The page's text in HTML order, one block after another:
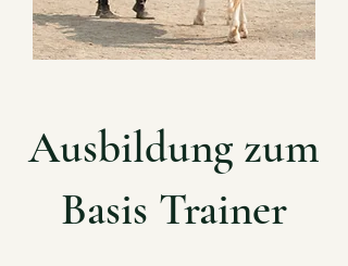
Ausbildung zum
Basis Trainer